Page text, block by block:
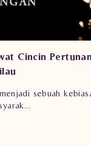
Cincin
sebuah